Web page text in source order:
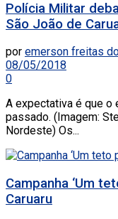
Polícia Militar
São João de
por emerson freitas
08/05/2018
0
A expectativa é que o
passado. (Imagem:
Nordeste) Os...
Campanha ‘Um
Caruaru